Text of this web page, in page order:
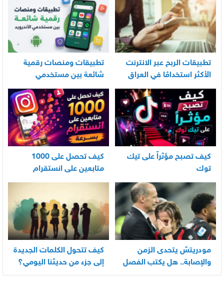
تطبيقات الربح عبر الانترنت
الأكثر استخدامًا في العراق
تطبيقات ومنصات رقمية
شائعة بين مستخدمي
الأندرويد
كيف تصبح مؤثراً على تيك
توك
كيف تحصل على 1000
متابعين على انستقرام
بسرعة
مودريتش يتحدى الزمن
والإصابة.. هل يكتب الفصل
الأخير في أسطورته
كيف تتحول الكلمات الجديدة
إلى جزء من حديثنا اليومي؟